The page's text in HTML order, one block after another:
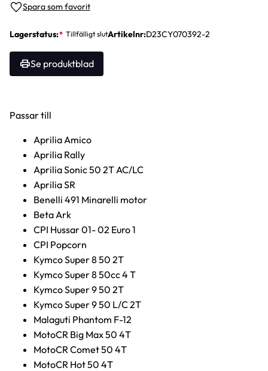
Lägg till i favoriter
Lagerstatus Artikelnr D23CY070392-2
Se produktblad
Passar till
Aprilia Amico
Aprilia Rally
Aprilia Sonic 50 2T AC/LC
Aprilia SR
Benelli 491 Minarelli motor
Beta Ark
CPI Hussar 01- 02 Euro 1
CPI Popcorn
Kymco Super 8 50 2T
Kymco Super 8 50cc 4 T
Kymco Super 9 50 2T
Kymco Super 9 50 L/C 2T
Malaguti Phantom F-12
MotoCR Big Max 50 4T
MotoCR Comet 50 4T
MotoCR Hot 50 4T